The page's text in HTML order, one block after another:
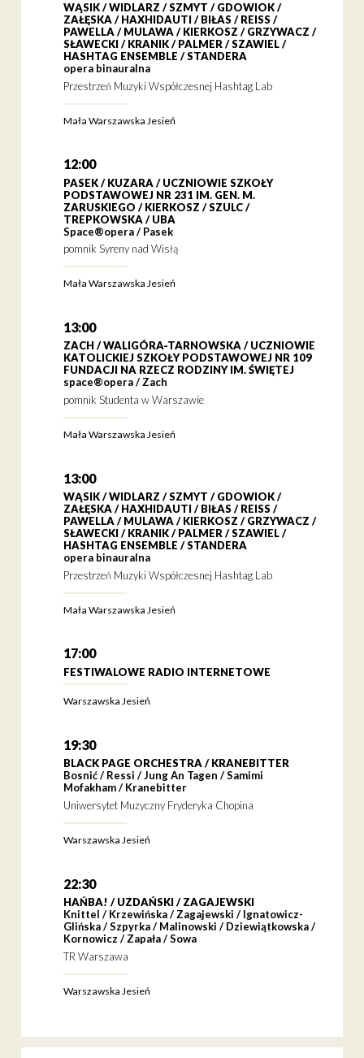
WĄSIK / WIDLARZ / SZMYT / GDOWIOK /
ZAŁĘSKA / HAXHIDAUTI / BIŁAS / REISS /
PAWELLA / MULAWA / KIERKOSZ / GRZYWACZ /
SŁAWECKI / KRANIK / PALMER / SZAWIEL /
HASHTAG ENSEMBLE / STANDERA
opera binauralna
Przestrzeń Muzyki Współczesnej Hashtag Lab
Mała Warszawska Jesień
12:00
PASEK / KUZARA / UCZNIOWIE SZKOŁY
PODSTAWOWEJ NR 231 IM. GEN. M.
ZARUSKIEGO / KIERKOSZ / SZULC /
TREPKOWSKA / UBA
Space®opera / Pasek
pomnik Syreny nad Wisłą
Mała Warszawska Jesień
13:00
ZACH / WALIGÓRA-TARNOWSKA / UCZNIOWIE
KATOLICKIEJ SZKOŁY PODSTAWOWEJ NR 109
FUNDACJI NA RZECZ RODZINY IM. ŚWIĘTEJ
space®opera / Zach
pomnik Studenta w Warszawie
Mała Warszawska Jesień
13:00
WĄSIK / WIDLARZ / SZMYT / GDOWIOK /
ZAŁĘSKA / HAXHIDAUTI / BIŁAS / REISS /
PAWELLA / MULAWA / KIERKOSZ / GRZYWACZ /
SŁAWECKI / KRANIK / PALMER / SZAWIEL /
HASHTAG ENSEMBLE / STANDERA
opera binauralna
Przestrzeń Muzyki Współczesnej Hashtag Lab
Mała Warszawska Jesień
17:00
FESTIWALOWE RADIO INTERNETOWE
Warszawska Jesień
19:30
BLACK PAGE ORCHESTRA / KRANEBITTER
Bosnić / Ressi / Jung An Tagen / Samimi
Mofakham / Kranebitter
Uniwersytet Muzyczny Fryderyka Chopina
Warszawska Jesień
22:30
HAŃBA! / UZDAŃSKI / ZAGAJEWSKI
Knittel / Krzewińska / Zagajewski / Ignatowicz-
Glińska / Szpyrka / Malinowski / Dziewiątkowska /
Kornowicz / Zapała / Sowa
TR Warszawa
Warszawska Jesień